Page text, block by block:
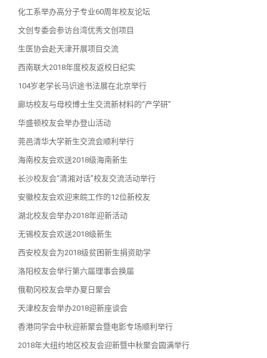
化工系举办高分子专业60周年校友论坛
文创专委会参访台湾优秀文创项目
生医协会赴天津开展项目交流
西南联大2018年度校友返校日纪实
104岁老学长马识途书法展在北京举行
廊坊校友与母校博士生交流新材料的“产学研”
华盛顿校友会举办登山活动
莞邑清华大学新生交流会顺利举行
海南校友会欢送2018级海南新生
长沙校友会“清湘对话”校友交流活动举行
安徽校友会欢迎来皖工作的12位新校友
湖北校友会举办2018年迎新活动
无锡校友会欢送2018级新生
西安校友会为2018级贫困新生捐资助学
洛阳校友会举行第六届理事会换届
俄勒冈校友会举办夏日聚会
天津校友会举办2018迎新座谈会
香港同学会中秋迎新聚会暨电影专场顺利举行
2018年大纽约地区校友会迎新暨中秋聚会圆满举行